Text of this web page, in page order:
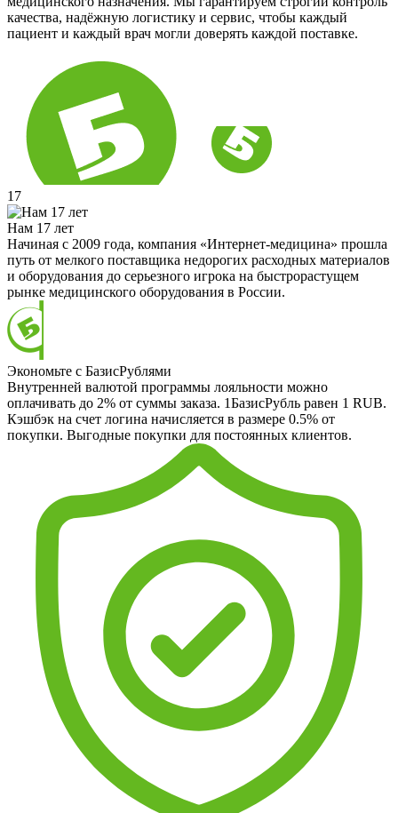
качества, надёжную логистику и сервис, чтобы каждый
пациент и каждый врач могли доверять каждой поставке.
17
Нам 17 лет
Начиная с 2009 года, компания «Интернет-медицина» прошла
путь от мелкого поставщика недорогих расходных материалов
и оборудования до серьезного игрока на быстрорастущем
рынке медицинского оборудования в России.
Экономьте с БазисРублями
Внутренней валютой программы лояльности можно
оплачивать до 2% от суммы заказа. 1БазисРубль равен 1 RUB.
Кэшбэк на счет логина начисляется в размере 0.5% от
покупки. Выгодные покупки для постоянных клиентов.